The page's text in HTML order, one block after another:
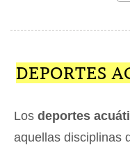
DEPORTES
Los deportes
aquellas disciplinas